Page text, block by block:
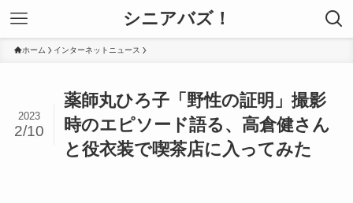
シニアバズ！
ホーム インターネットニュース
薬師丸ひろ子「野性の証明」撮影
時のエピソード語る、高倉健さん
と役衣装で喫茶店に入ってみた
2023
2/10